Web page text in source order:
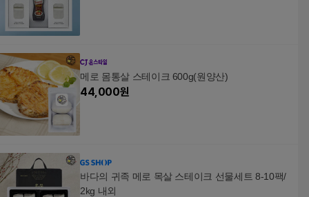
메로 몸통살 스테이크 600g(원양산)
44,000원
바다의 귀족 메로 목살 스테이크 선물세트 8-10팩/
2kg 내외